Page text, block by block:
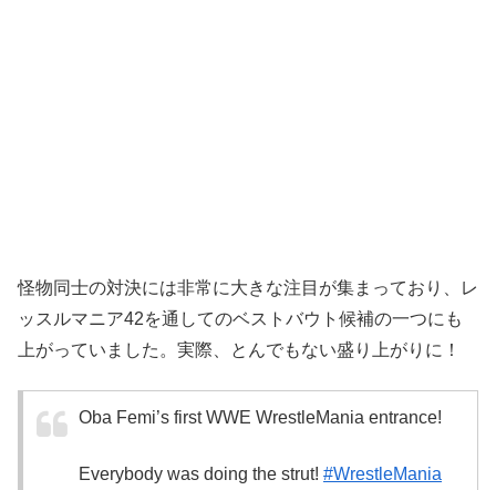
怪物同士の対決には非常に大きな注目が集まっており、レ
ッスルマニア42を通してのベストバウト候補の一つにも
上がっていました。実際、とんでもない盛り上がりに！
Oba Femi’s first WWE WrestleMania entrance!
Everybody was doing the strut! #WrestleMania